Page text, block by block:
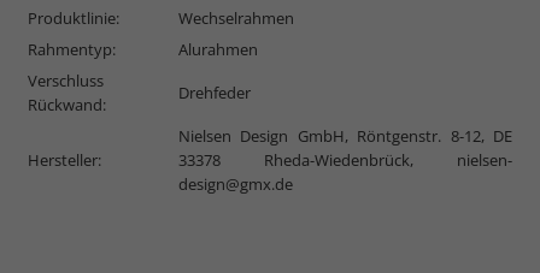
Produktlinie:
Wechselrahmen
Rahmentyp:
Alurahmen
Verschluss
Rückwand:
Drehfeder
Hersteller:
Nielsen Design GmbH, Röntgenstr. 8-12, DE
33378 Rheda-Wiedenbrück, nielsen-
design@gmx.de